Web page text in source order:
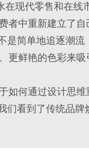
现代零售和在
者中重新建立了自
是简单地追逐潮
更鲜艳的色彩来
如何通过设计思
们看到了传统品